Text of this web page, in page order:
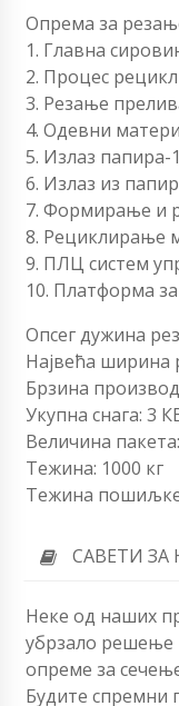
Опрема за
1. Главна
2. Процес
3. Резање
4. Одевни
5. Излаз папира-1
6. Излаз из
7. Формирање и
8. Рециклирање
9. ПЛЦ систем
10. Платформа
Опсег дужина
Највећа ширина
Брзина
Укупна снага: 3
Величина
Тежина: 1000 кг
Тежина
САВЕТИ ЗА
Неке од наших
убрзало решење
опреме за
Будите спремни